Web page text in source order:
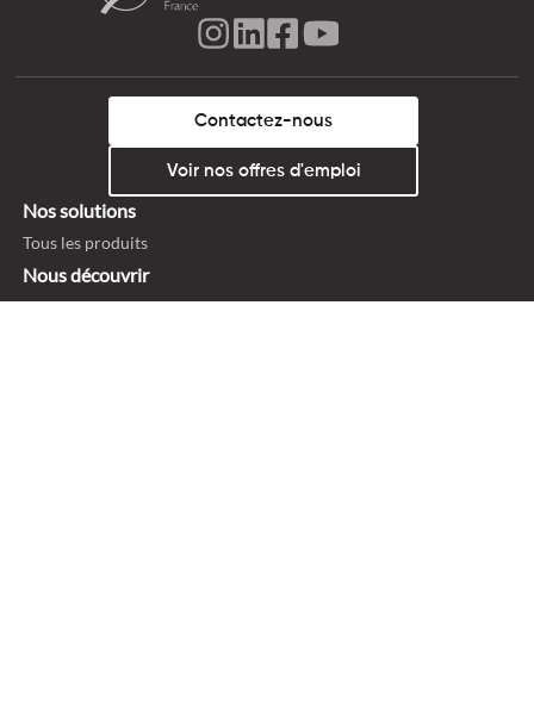
Nos solutions
Tous les produits
Nous découvrir
Nous découvrir
Contactez-nous
Voir nos offres d'emploi